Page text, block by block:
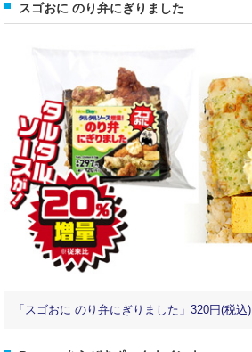
スゴおに のり弁にぎりました
「スゴおに のり弁にぎりました」320円(税込)